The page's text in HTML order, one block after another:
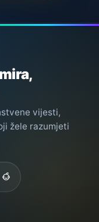
vijesti,
žele razumjeti